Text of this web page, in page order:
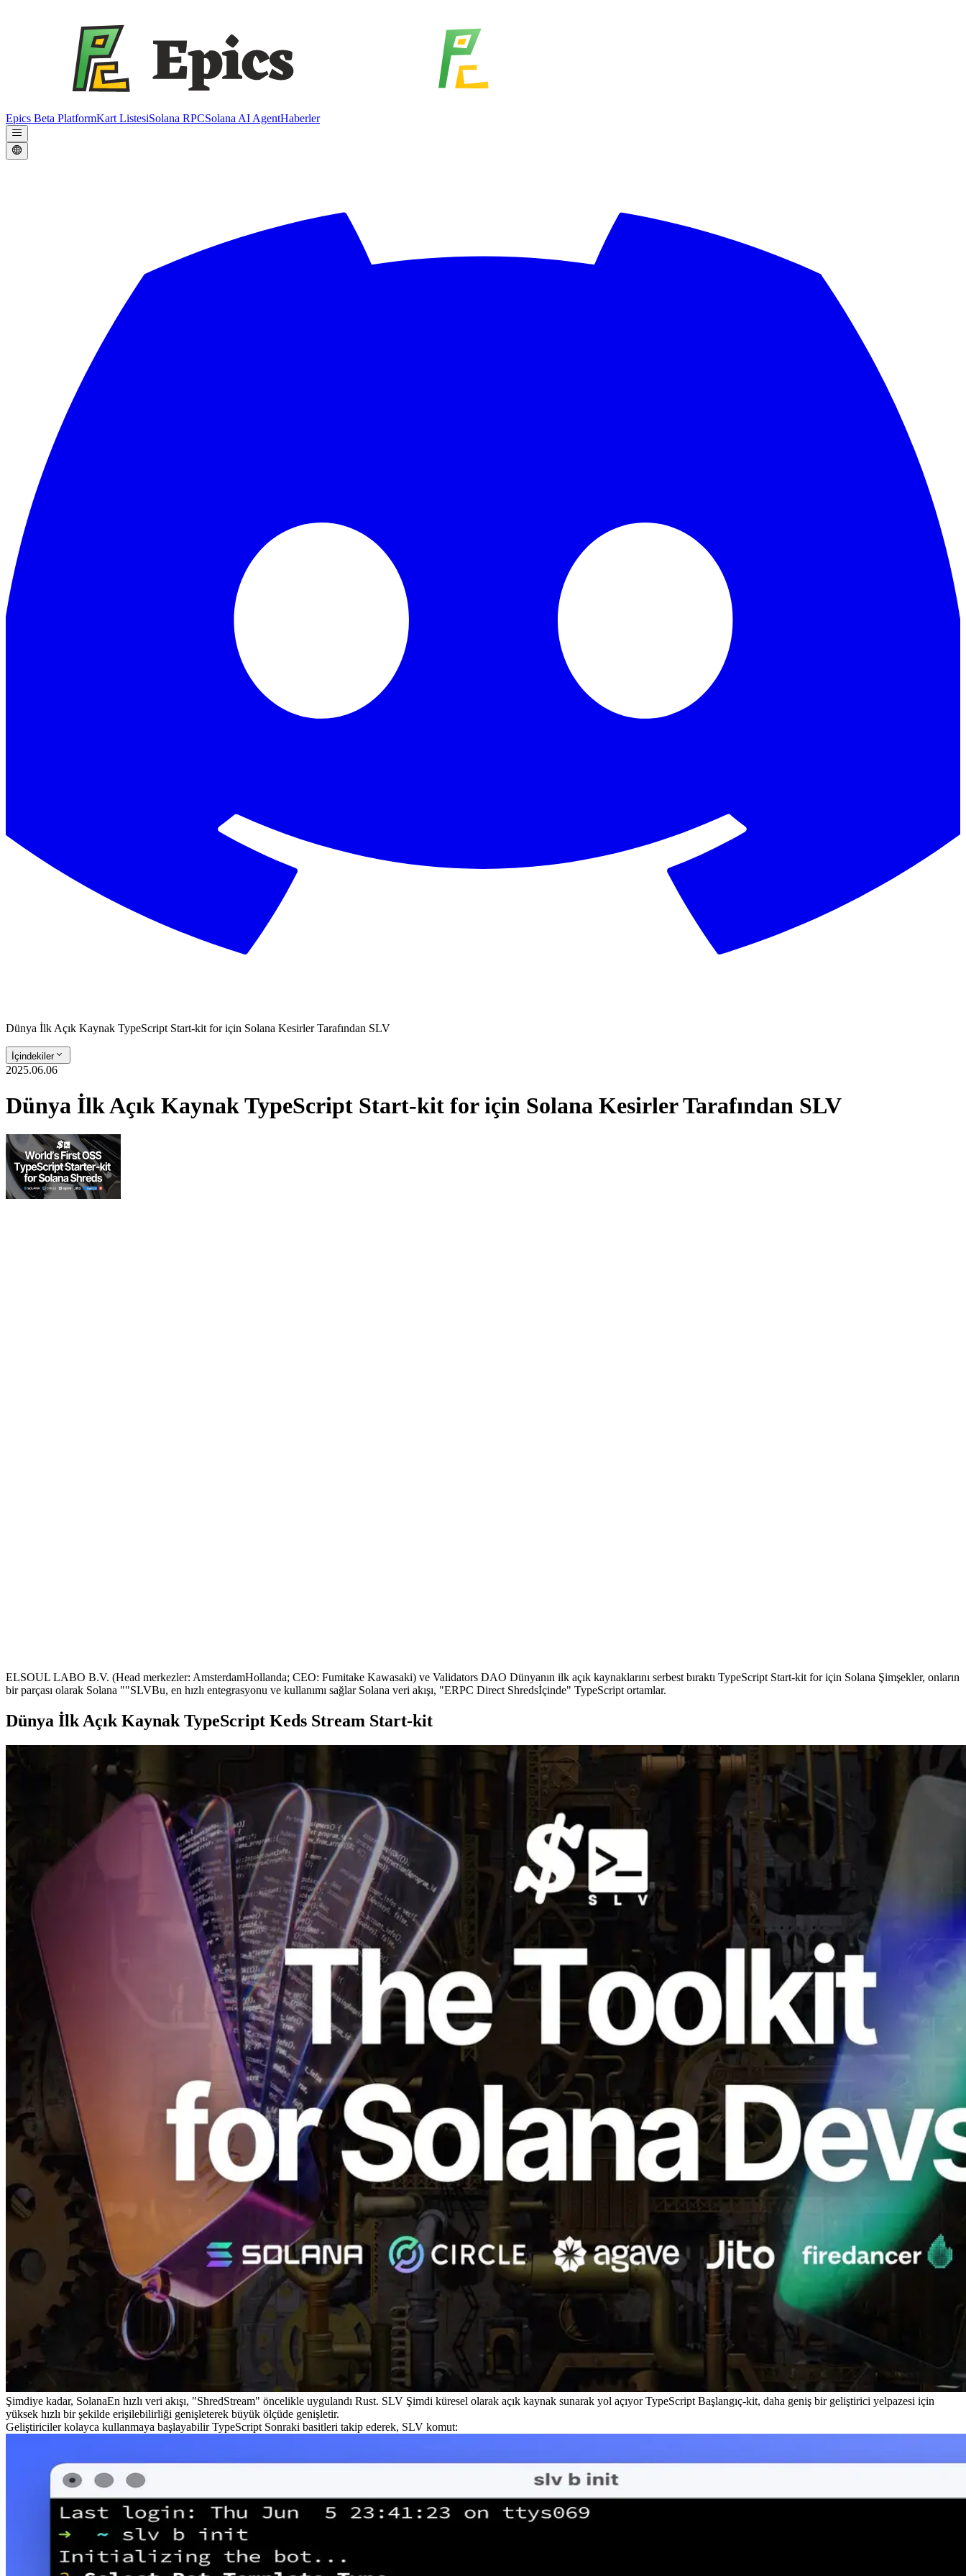
Epics Beta PlatformKart ListesiSolana RPCSolana AI AgentHaberler
Dünya İlk Açık Kaynak TypeScript Start-kit for için Solana Kesirler Tarafından SLV
İçindekiler
2025.06.06
Dünya İlk Açık Kaynak TypeScript Start-kit for için Solana Kesirler Tarafından SLV
ELSOUL LABO B.V. (Head merkezler: AmsterdamHollanda; CEO: Fumitake Kawasaki) ve Validators DAO Dünyanın ilk açık kaynaklarını serbest bıraktı TypeScript Start-kit for için Solana Şimşekler, onların
bir parçası olarak Solana ""SLVBu, en hızlı entegrasyonu ve kullanımı sağlar Solana veri akışı, "ERPC Direct Shredsİçinde" TypeScript ortamlar.
Dünya İlk Açık Kaynak TypeScript Keds Stream Start-kit
Şimdiye kadar, SolanaEn hızlı veri akışı, "ShredStream" öncelikle uygulandı Rust. SLV Şimdi küresel olarak açık kaynak sunarak yol açıyor TypeScript Başlangıç-kit, daha geniş bir geliştirici yelpazesi için
yüksek hızlı bir şekilde erişilebilirliği genişleterek büyük ölçüde genişletir.
Geliştiriciler kolayca kullanmaya başlayabilir TypeScript Sonraki basitleri takip ederek, SLV komut: